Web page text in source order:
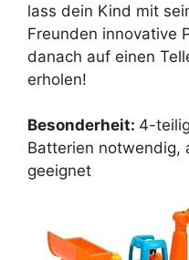
lass dein Kind mit
Freunden innovative
danach auf einen
erholen!
Besonderheit: 4-
Batterien notwendig,
geeignet